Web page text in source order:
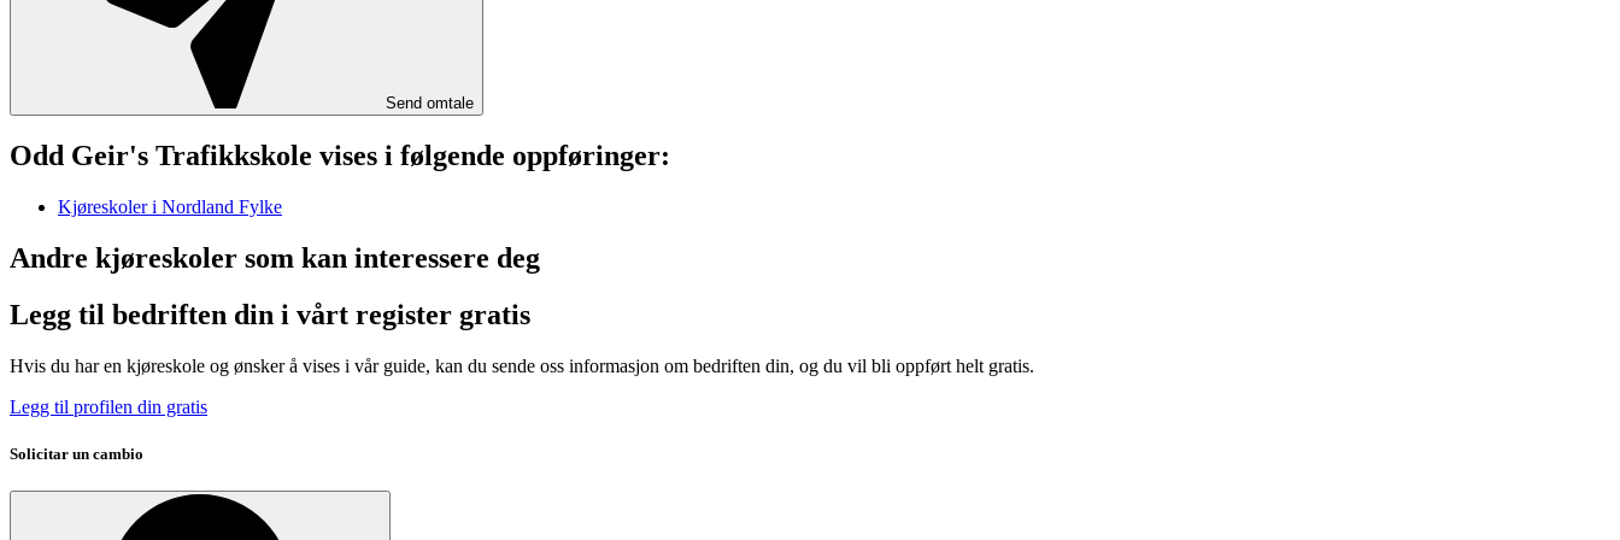
Send omtale
Odd Geir's Trafikkskole vises i følgende oppføringer:
Kjøreskoler i Nordland Fylke
Andre kjøreskoler som kan interessere deg
Legg til bedriften din i vårt register gratis
Hvis du har en kjøreskole og ønsker å vises i vår guide, kan du sende oss informasjon om bedriften din, og du vil bli oppført helt gratis.
Legg til profilen din gratis
Solicitar un cambio